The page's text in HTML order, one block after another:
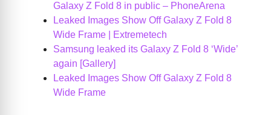
Galaxy Z Fold 8 in public – PhoneArena
Leaked Images Show Off Galaxy Z Fold 8
Wide Frame | Extremetech
Samsung leaked its Galaxy Z Fold 8 ‘Wide’
again [Gallery]
Leaked Images Show Off Galaxy Z Fold 8
Wide Frame